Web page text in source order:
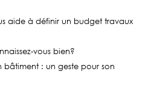
aide à définir un budget travaux
vous bien?
bâtiment : un geste pour son